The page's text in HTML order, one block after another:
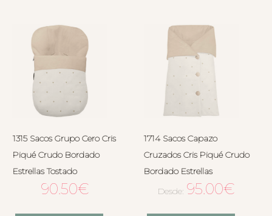
1315 Sacos Grupo Cero Cris
Piqué Crudo Bordado
Estrellas Tostado
90.50€
1714 Sacos Capazo
Cruzados Cris Piqué Crudo
Bordado Estrellas
Desde: 95.00€